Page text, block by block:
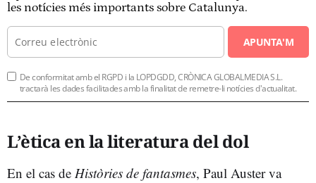
les notícies més importants sobre Catalunya.
APUNTA'M
De conformitat amb el RGPD i la LOPDGDD, CRÒNICA GLOBALMEDIA S.L.
tractarà les dades facilitades amb la finalitat de remetre-li notícies d'actualitat.
L’ètica en la literatura del dol
En el cas de Històries de fantasmes, Paul Auster va